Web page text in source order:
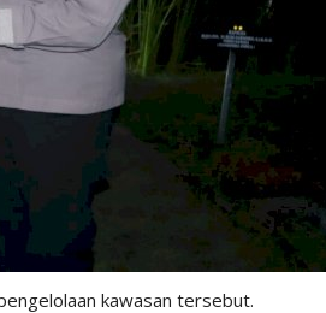
kawasan tersebut.